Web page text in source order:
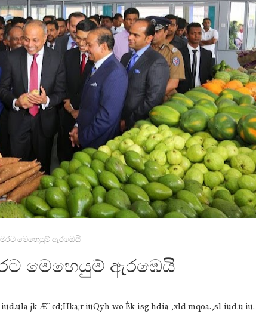
මෙහෙයුම් ඇරඹෙයි
මෙහෙයුම් ඇරඹෙයි
jk Æ¨ cd;Hka;r iuQyh wo Èk isg hdia ,xld mqoa.,sl iud.u